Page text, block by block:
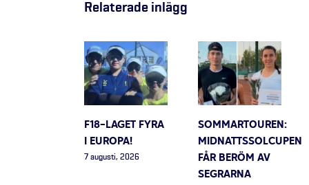
Relaterade inlägg
F18-LAGET FYRA
I EUROPA!
7 augusti, 2026
SOMMARTOUREN:
MIDNATTSSOLCUPEN
FÅR BERÖM AV
SEGRARNA